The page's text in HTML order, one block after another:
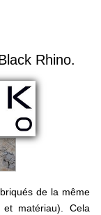
Rhino.
de la même
matériau). Cela